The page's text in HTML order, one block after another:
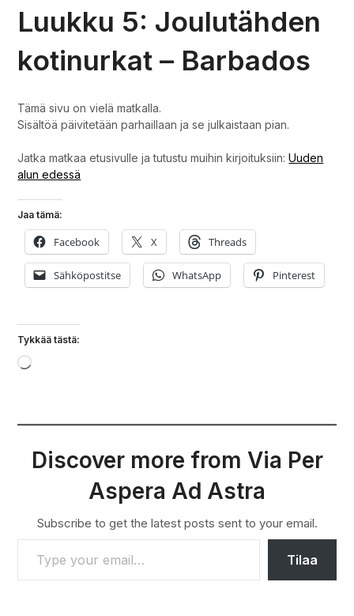
Luukku 5: Joulutähden
kotinurkat – Barbados
Tämä sivu on vielä matkalla.
Sisältöä päivitetään parhaillaan ja se julkaistaan pian.
Jatka matkaa etusivulle ja tutustu muihin kirjoituksiin:Uuden
alun edessä
Jaa tämä:
Facebook X Threads
Sähköpostitse WhatsApp Pinterest
Tykkää tästä:
Loading…
Discover more from Via Per
Aspera Ad Astra
Subscribe to get the latest posts sent to your email.
TYPE YOUR EMAIL…
Tilaa